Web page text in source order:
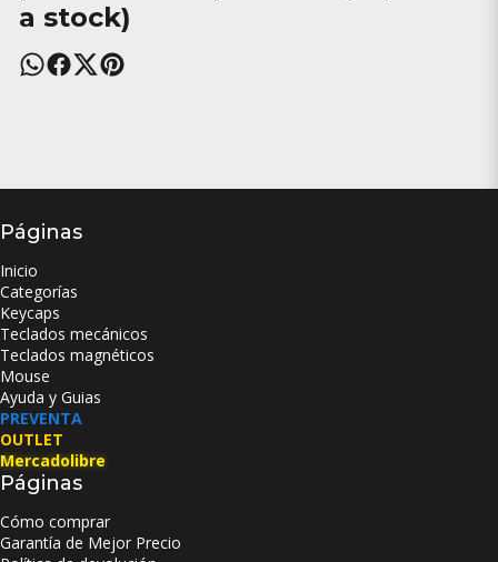
a stock)
Páginas
Inicio
Categorías
Keycaps
Teclados mecánicos
Teclados magnéticos
Mouse
Ayuda y Guias
PREVENTA
OUTLET
Mercadolibre
Páginas
Cómo comprar
Garantía de Mejor Precio